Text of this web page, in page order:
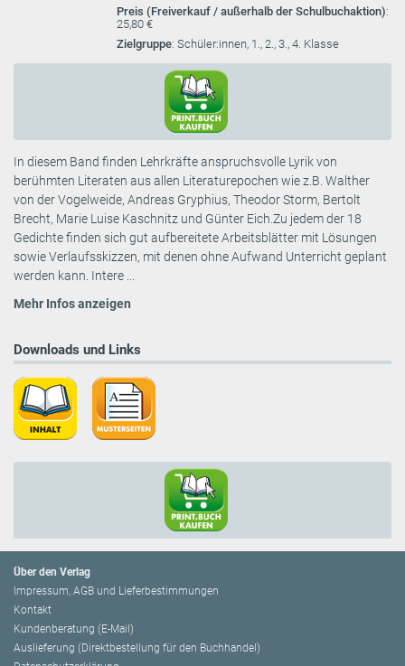
Preis (Freiverkauf / außerhalb der Schulbuchaktion):
25,80 €
Zielgruppe: Schüler:innen, 1., 2., 3., 4. Klasse
In diesem Band finden Lehrkräfte anspruchsvolle Lyrik von
berühmten Literaten aus allen Literaturepochen wie z.B. Walther
von der Vogelweide, Andreas Gryphius, Theodor Storm, Bertolt
Brecht, Marie Luise Kaschnitz und Günter Eich.Zu jedem der 18
Gedichte finden sich gut aufbereitete Arbeitsblätter mit Lösungen
sowie Verlaufsskizzen, mit denen ohne Aufwand Unterricht geplant
werden kann. Intere ...
Mehr Infos anzeigen
Downloads und Links
Über den Verlag
Impressum, AGB und Lieferbestimmungen
Kontakt
Kundenberatung (E-Mail)
Auslieferung (Direktbestellung für den Buchhandel)